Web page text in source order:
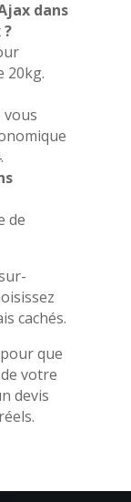
dans
20kg.
vous
de
cachés.
que
votre
devis